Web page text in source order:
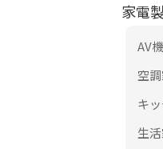
家電
AV
空
キ
生